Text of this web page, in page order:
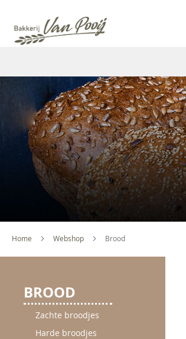
Home Webshop Brood
BROOD
Zachte broodjes
Harde broodjes